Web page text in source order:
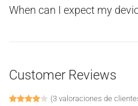
When can I expect my
Customer Reviews
Valorado con4.00 de 5
1(3 valoraciones de